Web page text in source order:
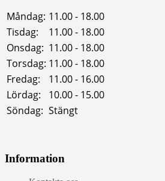
Måndag: 11.00 - 18.00
Tisdag:
11.00 - 18.00
Onsdag: 11.00 - 18.00
Torsdag: 11.00 - 18.00
Fredag:
11.00 - 16.00
Lördag:
10.00 - 15.00
Söndag: Stängt
Information